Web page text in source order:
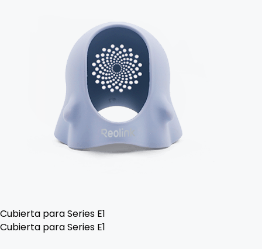
Cubierta para Series E1
Cubierta para Series E1